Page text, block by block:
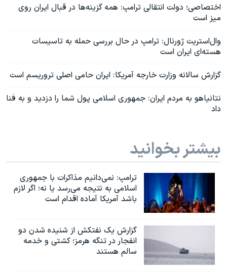
اختصاصی؛ دولت انتقالی ترامپ: همه گزینه‌ها در قبال ایران روی
میز است
وال‌استریت ژورنال: ترامپ در حال بررسی حمله به تاسیسات
هسته‌ای ایران است
گزارش سالانه وزارت خارجه آمریکا: ایران حامی اصلی تروریسم است
نتانیاهو به مردم ایران: جمهوری اسلامی پول شما را دزدید و به فنا
داد
بیشتر بخوانید
ترامپ: نمی‌دانیم مذاکرات با جمهوری
اسلامی به نتیجه می‌رسد یا نه؛ اگر لازم
باشد آمریکا آماده اقدام است
گزارش یک نفتکش از شنیده شدن دو
انفجار در تنگه هرمز؛ کشتی و خدمه
سالم هستند